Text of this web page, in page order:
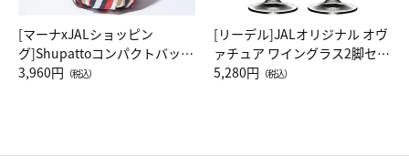
[マーナxJALショッピン
グ]Shupattoコンパクトバッグ
Drop JAL客室乗務員（LC）ス
3,960円 （税込）
[リーデル]JALオリジナル オヴ
ァチュア ワイングラス2脚セッ
ト（レッドワイン）
5,280円 （税込）